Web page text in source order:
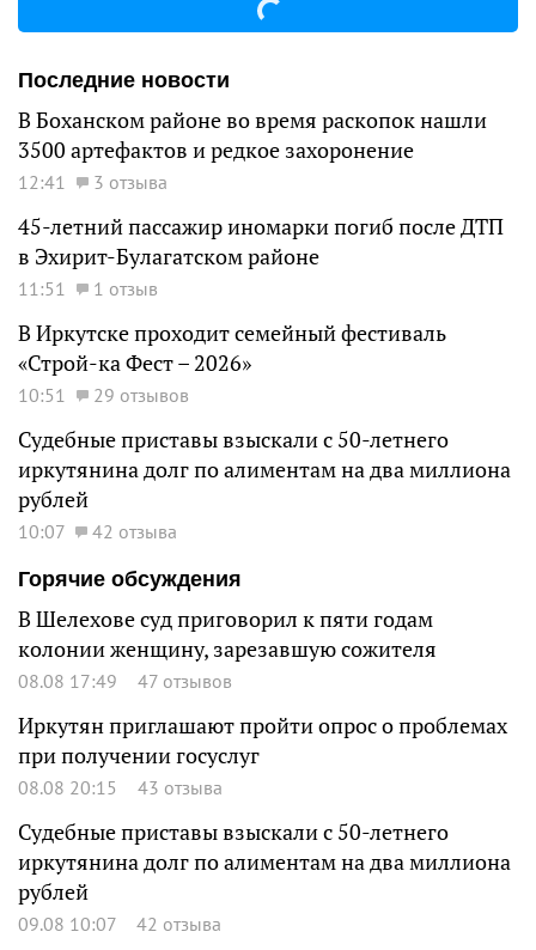
Последние новости
В Боханском районе во время раскопок нашли
3500 артефактов и редкое захоронение
12:41 3 отзыва
45-летний пассажир иномарки погиб после ДТП
в Эхирит-Булагатском районе
11:51 1 отзыв
В Иркутске проходит семейный фестиваль
«Строй-ка Фест – 2026»
10:51 29 отзывов
Судебные приставы взыскали с 50-летнего
иркутянина долг по алиментам на два миллиона
рублей
10:07
42 отзыва
Горячие обсуждения
В Шелехове суд приговорил к пяти годам
колонии женщину, зарезавшую сожителя
08.08 17:49 47 отзывов
Иркутян приглашают пройти опрос о проблемах
при получении госуслуг
08.08 20:15 43 отзыва
Судебные приставы взыскали с 50-летнего
иркутянина долг по алиментам на два миллиона
рублей
09.08 10:07 42 отзыва